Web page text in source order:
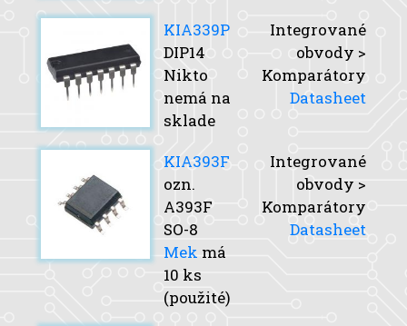
KIA339P
DIP14
Nikto
nemá na
sklade
Integrované
obvody >
Komparátory
Datasheet
KIA393F
ozn.
A393F
SO-8
Mek má
10 ks
(použité)
Integrované
obvody >
Komparátory
Datasheet